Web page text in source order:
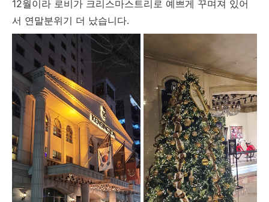
12월이라 로비가 크리스마스트리로 예쁘게 꾸며져 있어
서 연말분위기 더 났습니다.